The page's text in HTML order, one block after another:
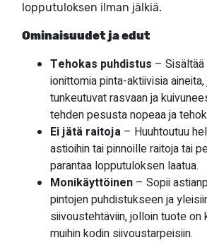
lopputuloksen ilman jälkiä.
Ominaisuudet ja edut
Tehokas puhdistus – Sisältää
ionittomia pinta-aktiivisia
tunkeutuvat rasvaan ja
tehden pesusta nopeaa ja
Ei jätä raitoja – Huuhtoutuu
astioihin tai pinnoille raitoja tai
parantaa lopputuloksen laatua.
Monikäyttöinen – Sopii
pintojen puhdistukseen ja
siivoustehtäviin, jolloin tuote on
muihin kodin siivoustarpeisiin.